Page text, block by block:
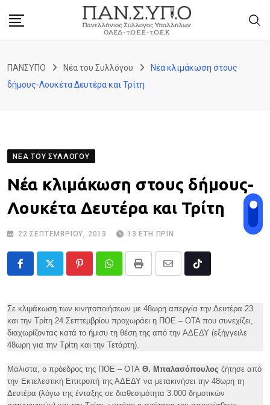
ΠΑΝΣΥΠΟ Νέα του Συλλόγου
Νέα κλιμάκωση στους
δήμους-Λουκέτα Δευτέρα και Τρίτη
ΝΈΑ ΤΟΥ ΣΥΛΛΌΓΟΥ
Νέα κλιμάκωση στους δήμους-
Λουκέτα Δευτέρα και Τρίτη
22 ΣΕΠΤΕΜΒΡΊΟΥ, 2013 13 ΈΤΗ ΠΡΙΝ
PinterestWhatsappPrint
Share
Email
Tiktok
Σε κλιμάκωση των κινητοποιήσεων με 48ωρη απεργία την Δευτέρα 23
και την Τρίτη 24 Σεπτεμβρίου προχωράει η ΠΟΕ – ΟΤΑ που συνεχίζει,
διαχωρίζοντας κατά το ήμισυ τη θέση της από την ΑΔΕΔΥ (εξήγγειλε
48ωρη για την Τρίτη και την Τετάρτη).
Μάλιστα, ο πρόεδρος της ΠΟΕ – ΟΤΑ Θ. Μπαλασόπουλος ζήτησε από
την Εκτελεστική Επιτροπή της ΑΔΕΔΥ να μετακινήσει την 48ωρη τη
Δευτέρα (λόγω της ένταξης σε διαθεσιμότητα 3.000 δημοτικών